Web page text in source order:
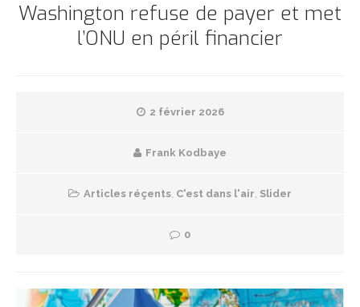
Washington refuse de payer et met
l’ONU en péril financier
2 février 2026
Frank Kodbaye
Articles réçents, C'est dans l'air, Slider
0